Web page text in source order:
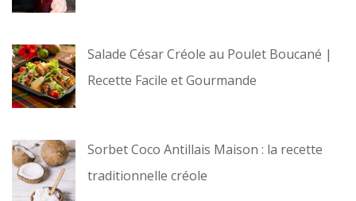
Salade César Créole au Poulet Boucané |
Recette Facile et Gourmande
Sorbet Coco Antillais Maison : la recette
traditionnelle créole